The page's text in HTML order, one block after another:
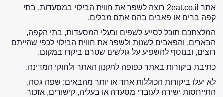
אתר 2eat.co.il רוצה לשפר את חווית הבילוי במסעדות, בתי
קפה ברים או פאבים בהם אתם מבלים.
המלצתכם תוכל לסייע לשפים ובעלי המסעדות, בתי הקפה,
הבארים, והפאבים לשנות ולשפר את חווית הבילוי לכפי שהייתם
רוצים, ובנוסף להשפיע על גולשים שטרם ביקרו במקום.
כתיבת ביקורות באתר כפופה לתקנון האתר ולחוקי המדינה.
לא יעלו ביקורות הכוללות אחד או יותר מהבאים: שפה גסה,
התייחסות ישירה לעובדי מסעדה או בעליה, קישורים, אזכור